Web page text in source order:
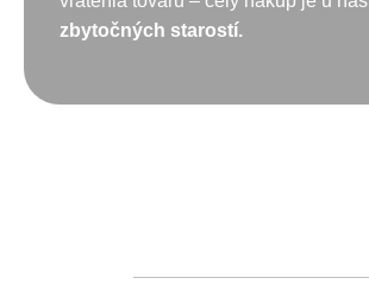
zbytočných starostí.